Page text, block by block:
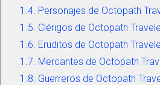
Personajes de Octopath
Clérigos de Octopath
Eruditos de Octopath
Mercantes de Octopath
Guerreros de Octopath